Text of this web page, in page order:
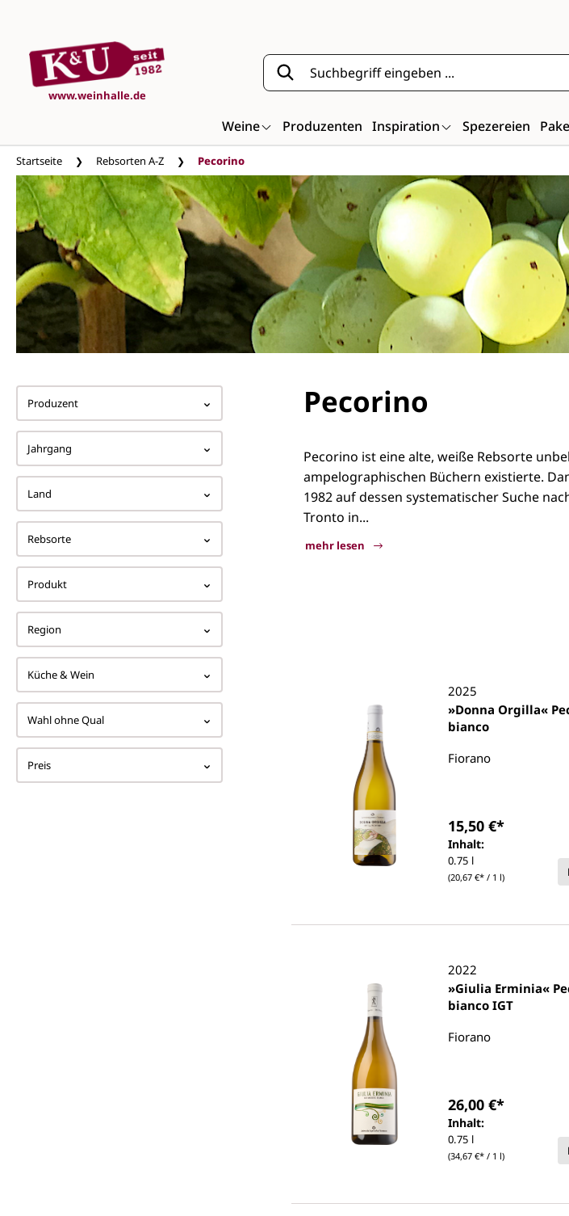
www.weinhalle.de
Weine Produzenten Inspiration Spezereien
Startseite Rebsorten A-Z Pecorino
Produzent
Jahrgang
Land
Rebsorte
Produkt
Region
Küche & Wein
Wahl ohne Qual
Preis
Pecorino
Pecorino ist eine alte, weiße Rebsorte
ampelographischen Büchern existierte.
1982 auf dessen systematischer Suche
Tronto in...
mehr lesen
2025
»Donna Orgilla«
bianco
Fiorano
Inhalt:
0.75 l
(20,67 €* / 1 l)
15,50 €*
2022
»Giulia Erminia«
bianco IGT
Fiorano
Inhalt:
0.75 l
(34,67 €* / 1 l)
26,00 €*